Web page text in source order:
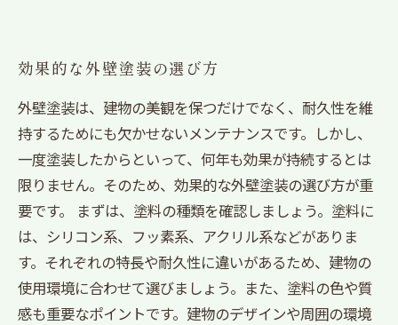
効果的な外壁塗装の選び方
外壁塗装は、建物の美観を保つだけでなく、耐久性を維
持するためにも欠かせないメンテナンスです。しかし、
一度塗装したからといって、何年も効果が持続するとは
限りません。そのため、効果的な外壁塗装の選び方が重
要です。 まずは、塗料の種類を確認しましょう。塗料に
は、シリコン系、フッ素系、アクリル系などがありま
す。それぞれの特長や耐久性に違いがあるため、建物の
使用環境に合わせて選びましょう。また、塗料の色や質
感も重要なポイントです。建物のデザインや周囲の環境